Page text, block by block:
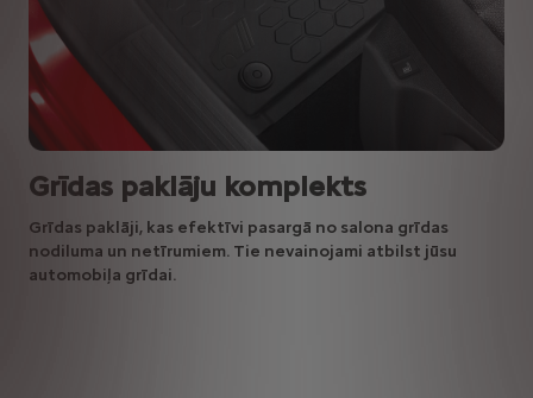
Grīdas paklāju komplekts
Grīdas paklāji, kas efektīvi pasargā no salona grīdas
nodiluma un netīrumiem. Tie nevainojami atbilst jūsu
automobiļa grīdai.